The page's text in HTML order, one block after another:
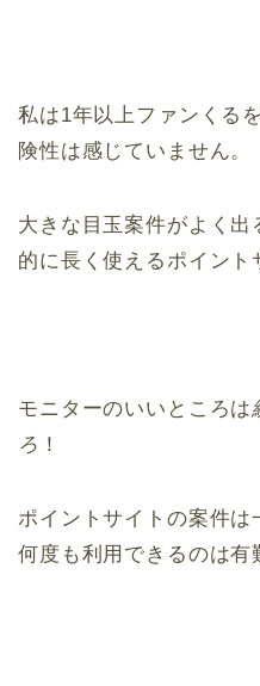
私は1年以上ファンくる
険性は感じていません。
大きな目玉案件がよく出
的に長く使えるポイント
モニターのいいところは
ろ ！
ポイントサイトの案件
何度も利用できるのは有